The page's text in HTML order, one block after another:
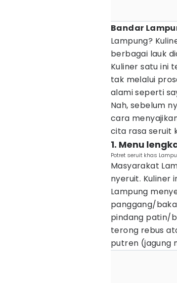
Bandar
Lampung?
berbagai lauk
Kuliner satu ini
tak melalui
alami seperti
Nah, sebelum
cara
cita rasa seruit
1. Menu
Potret seruit khas
Masyarakat
nyeruit. Kuliner
Lampung
panggang/
pindang patin/
terong rebus
putren (jagung